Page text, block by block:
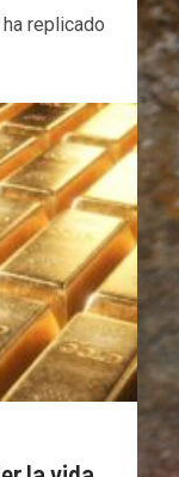
replicado